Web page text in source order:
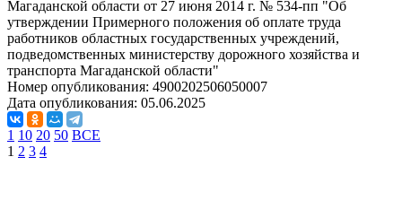
Магаданской области от 27 июня 2014 г. № 534-пп "Об
утверждении Примерного положения об оплате труда
работников областных государственных учреждений,
подведомственных министерству дорожного хозяйства и
транспорта Магаданской области"
Номер опубликования: 4900202506050007
Дата опубликования: 05.06.2025
1 10 20 50 ВСЕ
1 2 3 4